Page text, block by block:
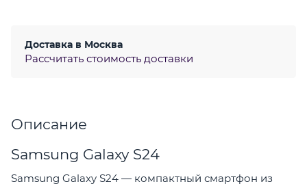
Доставка в Москва
Рассчитать стоимость доставки
Описание
Samsung Galaxy S24
Samsung Galaxy S24 — компактный смартфон из